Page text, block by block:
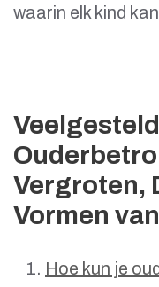
waarin elk kind
Vergroten,
Vormen
Hoe kun je